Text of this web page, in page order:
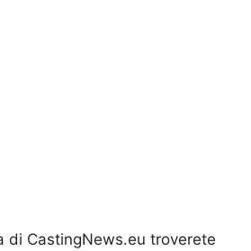
di CastingNews.eu troverete